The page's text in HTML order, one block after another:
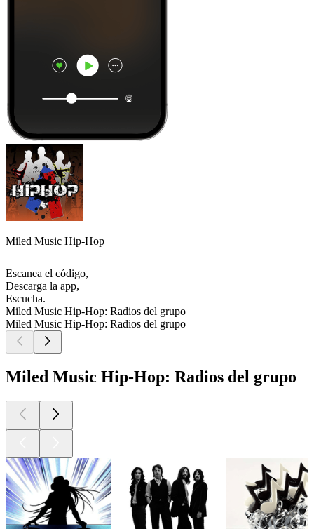
Miled Music Hip-Hop
Escanea el código,
Descarga la app,
Escucha.
Miled Music Hip-Hop: Radios del grupo
Miled Music Hip-Hop: Radios del grupo
Miled Music Hip-Hop: Radios del grupo